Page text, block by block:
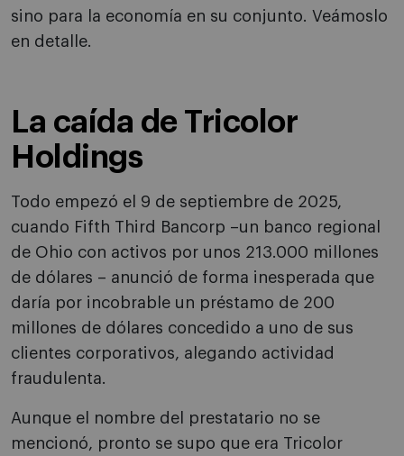
sino para la economía en su conjunto. Veámoslo
en detalle.
La caída de Tricolor
Holdings
Todo empezó el 9 de septiembre de 2025,
cuando Fifth Third Bancorp –un banco regional
de Ohio con activos por unos 213.000 millones
de dólares – anunció de forma inesperada que
daría por incobrable un préstamo de 200
millones de dólares concedido a uno de sus
clientes corporativos, alegando actividad
fraudulenta.
Aunque el nombre del prestatario no se
mencionó, pronto se supo que era Tricolor